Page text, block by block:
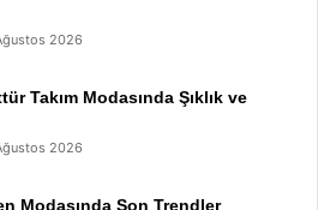
2026
Takım Modasında Şıklık ve
2026
Modasında Son Trendler